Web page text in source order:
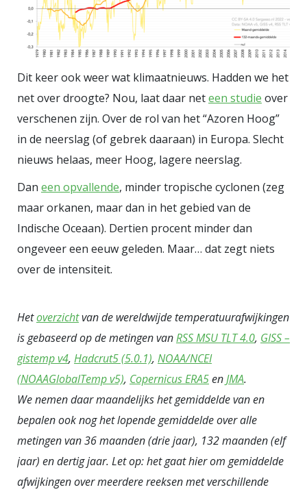
Dit keer ook weer wat klimaatnieuws. Hadden we het
net over droogte? Nou, laat daar neteen studie over
verschenen zijn. Over de rol van het “Azoren Hoog”
in de neerslag (of gebrek daaraan) in Europa. Slecht
nieuws helaas, meer Hoog, lagere neerslag.
Dan een opvallende, minder tropische cyclonen (zeg
maar orkanen, maar dan in het gebied van de
Indische Oceaan). Dertien procent minder dan
ongeveer een eeuw geleden. Maar… dat zegt niets
over de intensiteit.
Hetoverzichtvan de wereldwijde temperatuurafwijkingen
is gebaseerd op de metingen vanRSS MSU TLT 4.0, GISS –
gistemp v4, Hadcrut5 (5.0.1), NOAA/NCEI
(NOAAGlobalTemp v5), Copernicus ERA5enJMA.
We nemen daar maandelijks het gemiddelde van en
bepalen ook nog het lopende gemiddelde over alle
metingen van 36 maanden (drie jaar), 132 maanden (elf
jaar) en dertig jaar. Let op: het gaat hier om gemiddelde
afwijkingen over meerdere reeksen met verschillende